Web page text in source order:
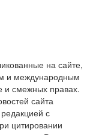
на сайте,
и международным
и смежных правах.
сайта
с
цитировании